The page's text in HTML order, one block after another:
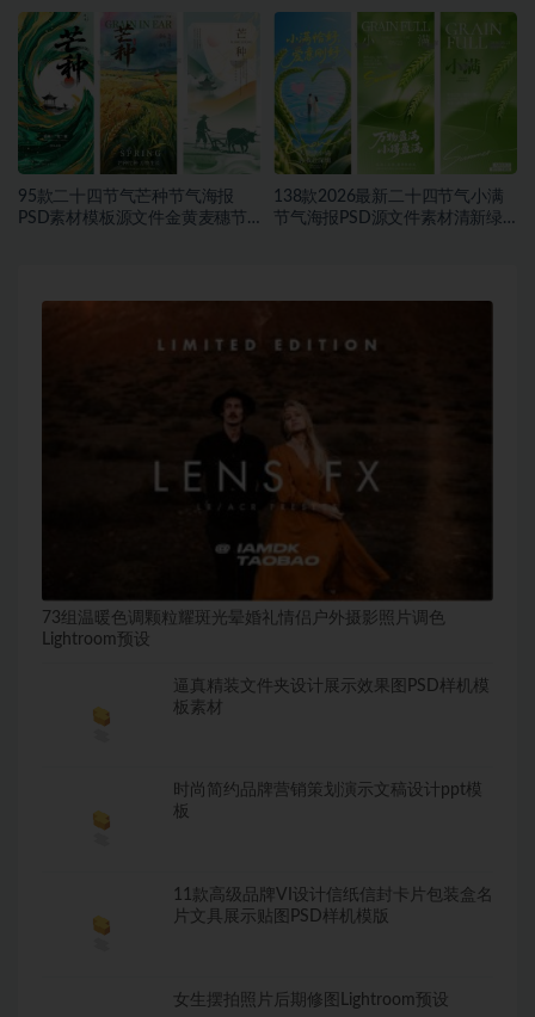
计模板合集~1548期
合集~1457期
95款二十四节气芒种节气海报
PSD素材模板源文件金黄麦穗节
138款2026最新二十四节气小满
节气海报PSD源文件素材清新绿
73组温暖色调颗粒耀斑光晕婚礼情侣户外摄影照片调色
Lightroom预设
逼真精装文件夹设计展示效果图PSD样机模
板素材
时尚简约品牌营销策划演示文稿设计ppt模
板
11款高级品牌VI设计信纸信封卡片包装盒名
片文具展示贴图PSD样机模版
女生摆拍照片后期修图Lightroom预设